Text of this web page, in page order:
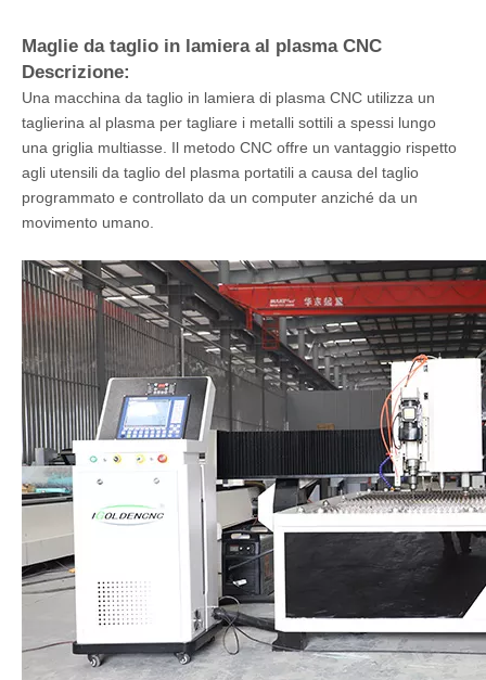
Maglie da taglio in lamiera al plasma CNC
Descrizione:
Una macchina da taglio in lamiera di plasma CNC utilizza un
taglierina al plasma per tagliare i metalli sottili a spessi lungo
una griglia multiasse. Il metodo CNC offre un vantaggio rispetto
agli utensili da taglio del plasma portatili a causa del taglio
programmato e controllato da un computer anziché da un
movimento umano.